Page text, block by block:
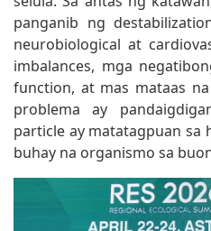
panganib ng
neurobiological at
imbalances, mga
function, at mas mataas
problema ay
particle ay matatagpuan sa
buhay na organismo sa